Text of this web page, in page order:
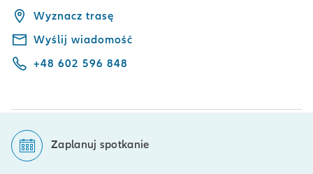
Wyznacz trasę
Wyślij wiadomość
+48 602 596 848
Zaplanuj spotkanie